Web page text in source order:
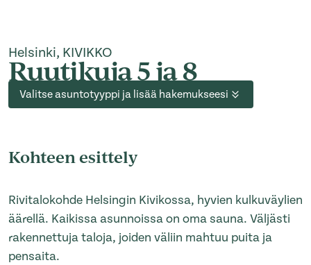
Helsinki, KIVIKKO
Ruutikuja 5 ja 8
Valitse asuntotyyppi ja lisää hakemukseesi
Kohteen esittely
Rivitalokohde Helsingin Kivikossa, hyvien kulkuväylien
äärellä. Kaikissa asunnoissa on oma sauna. Väljästi
rakennettuja taloja, joiden väliin mahtuu puita ja
pensaita.